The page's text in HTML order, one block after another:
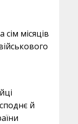
місяців
й